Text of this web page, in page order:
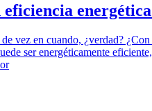
vez en cuando, ¿verdad?
ser energéticamente